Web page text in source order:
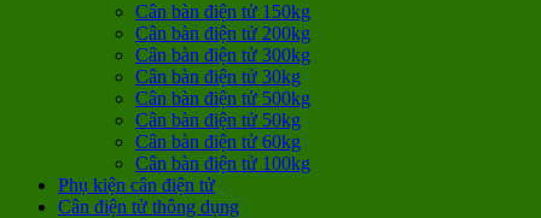
Cân bàn điện tử 150kg
Cân bàn điện tử 200kg
Cân bàn điện tử 300kg
Cân bàn điện tử 30kg
Cân bàn điện tử 500kg
Cân bàn điện tử 50kg
Cân bàn điện tử 60kg
Cân bàn điện tử 100kg
Phụ kiện cân điện tử
Cân điện tử thông dụng